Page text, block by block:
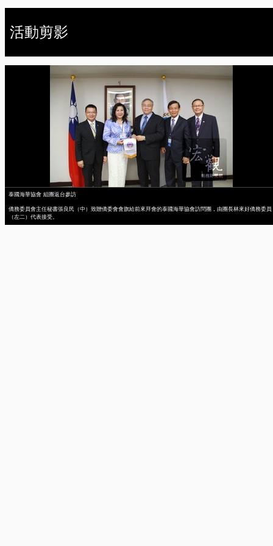
活動剪影
泰國海華協會 組團返台參訪
僑務委員會主任秘書張良民（中）致贈僑委會會旗給前來拜會的泰國海華協會訪問團，由團長林來好僑務委員
（左二）代表接受。